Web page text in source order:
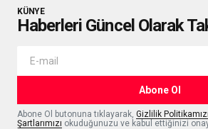
KÜNYE
Haberleri Güncel Olarak
Abone Ol
Abone Ol butonuna tıklayarak, Gizlilik Politikamızı
Şartlarımızı okuduğunuzu ve kabul ettiğinizi